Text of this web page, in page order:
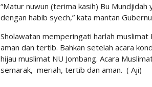
“Matur nuwun (terima kasih) Bu
dengan habib syech,” kata mantan
Sholawatan memperingati harlah
aman dan tertib. Bahkan setelah acara
hijau muslimat NU Jombang. Acara
semarak, meriah, tertib dan aman. ( Aji)